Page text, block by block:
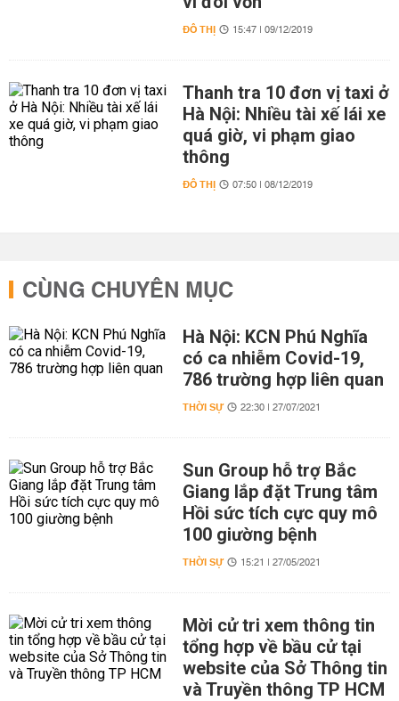
ĐÔ THỊ 15:47 | 09/12/2019
Thanh tra 10 đơn vị taxi ở
Hà Nội: Nhiều tài xế lái xe
quá giờ, vi phạm giao
thông
ĐÔ THỊ 07:50 | 08/12/2019
CÙNG CHUYÊN MỤC
Hà Nội: KCN Phú Nghĩa
có ca nhiễm Covid-19,
786 trường hợp liên quan
THỜI SỰ 22:30 | 27/07/2021
Sun Group hỗ trợ Bắc
Giang lắp đặt Trung tâm
Hồi sức tích cực quy mô
100 giường bệnh
THỜI SỰ 15:21 | 27/05/2021
Mời cử tri xem thông tin
tổng hợp về bầu cử tại
website của Sở Thông tin
và Truyền thông TP HCM